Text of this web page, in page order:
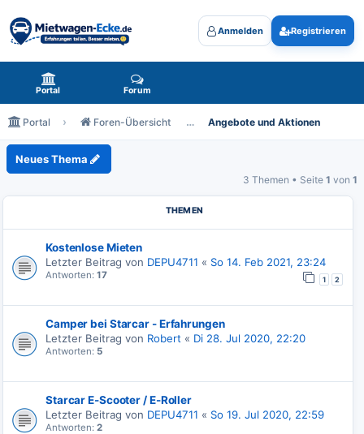
Mietwagen-Ecke.de - das Forum rund um Mietwagen Anmelden Registrieren
Portal Forum
Portal Foren-Übersicht Angebote und Aktionen
Angebote und Aktionen
Neues Thema
3 Themen • Seite 1 von 1
THEMEN
Kostenlose Mieten
Letzter Beitrag von DEPU4711 « So 14. Feb 2021, 23:24
Antworten: 17 1 2
Camper bei Starcar - Erfahrungen
Letzter Beitrag von Robert « Di 28. Jul 2020, 22:20
Antworten: 5
Starcar E-Scooter / E-Roller
Letzter Beitrag von DEPU4711 « So 19. Jul 2020, 22:59
Antworten: 2